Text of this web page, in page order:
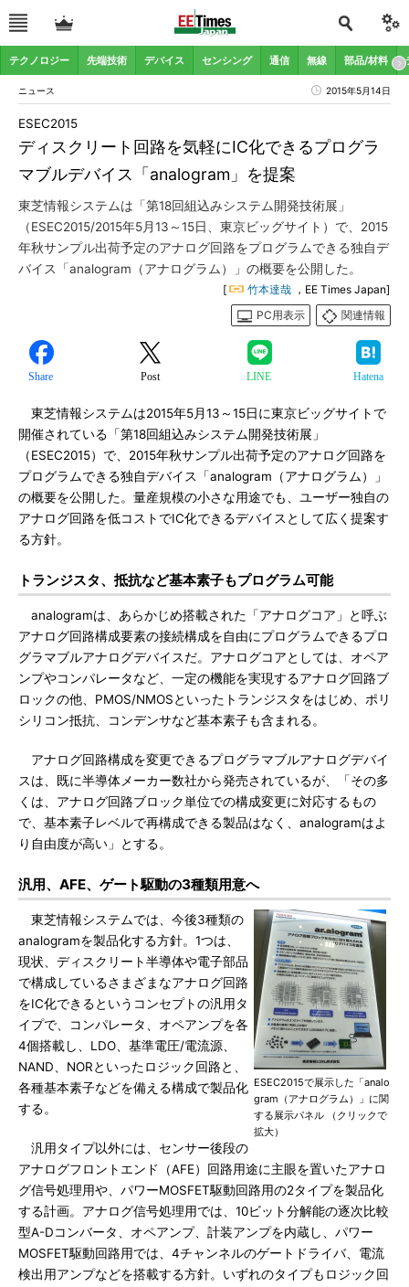
テクノロジー 先端技術 デバイス センシング 通信 無線 部品/材料
ニュース 2015年5月14日
ディスクリート回路を気軽にIC化できるプログラ
マブルデバイス「analogram」を提案
ESEC2015
東芝情報システムは「第18回組込みシステム開発技術展」
（ESEC2015/2015年5月13～15日、東京ビッグサイト）で、2015
年秋サンプル出荷予定のアナログ回路をプログラムできる独自デ
バイス「analogram（アナログラム）」の概要を公開した。
[ 竹本達哉 ，EE Times Japan]
PC用表示
関連情報
Share Post LINE Hatena
東芝情報システムは2015年5月13～15日に東京ビッグサイトで
開催されている「第18回組込みシステム開発技術展」
（ESEC2015）で、2015年秋サンプル出荷予定のアナログ回路を
プログラムできる独自デバイス「analogram（アナログラム）」
の概要を公開した。量産規模の小さな用途でも、ユーザー独自の
アナログ回路を低コストでIC化できるデバイスとして広く提案す
る方針。
トランジスタ、抵抗など基本素子もプログラム可能
analogramは、あらかじめ搭載された「アナログコア」と呼ぶ
アナログ回路構成要素の接続構成を自由にプログラムできるプロ
グラマブルアナログデバイスだ。アナログコアとしては、オペア
ンプやコンパレータなど、一定の機能を実現するアナログ回路ブ
ロックの他、PMOS/NMOSといったトランジスタをはじめ、ポリ
シリコン抵抗、コンデンサなど基本素子も含まれる。
アナログ回路構成を変更できるプログラマブルアナログデバイ
スは、既に半導体メーカー数社から発売されているが、「その多
くは、アナログ回路ブロック単位での構成変更に対応するもの
で、基本素子レベルで再構成できる製品はなく、analogramはよ
り自由度が高い」とする。
汎用、AFE、ゲート駆動の3種類用意へ
ESEC2015で展示した「analo
gram（アナログラム）」に関
する展示パネル （クリックで
拡大）
東芝情報システムでは、今後3種類の
analogramを製品化する方針。1つは、
現状、ディスクリート半導体や電子部品
で構成しているさまざまなアナログ回路
をIC化できるというコンセプトの汎用タ
イプで、コンパレータ、オペアンプを各
4個搭載し、LDO、基準電圧/電流源、
NAND、NORといったロジック回路と、
各種基本素子などを備える構成で製品化
する。
汎用タイプ以外には、センサー後段の
アナログフロントエンド（AFE）回路用途に主眼を置いたアナロ
グ信号処理用や、パワーMOSFET駆動回路用の2タイプを製品化
する計画。アナログ信号処理用では、10ビット分解能の逐次比較
型A-Dコンバータ、オペアンプ、計装アンプを内蔵し、パワー
MOSFET駆動回路用では、4チャンネルのゲートドライバ、電流
検出用アンプなどを搭載する方針。いずれのタイプもロジック回